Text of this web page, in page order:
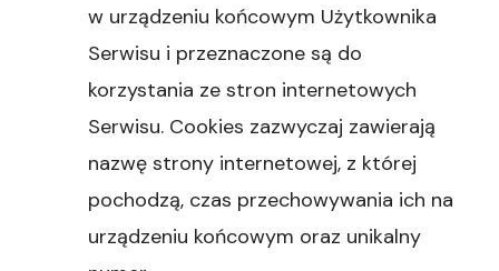
w urządzeniu końcowym Użytkownika
Serwisu i przeznaczone są do
korzystania ze stron internetowych
Serwisu. Cookies zazwyczaj zawierają
nazwę strony internetowej, z której
pochodzą, czas przechowywania ich na
urządzeniu końcowym oraz unikalny